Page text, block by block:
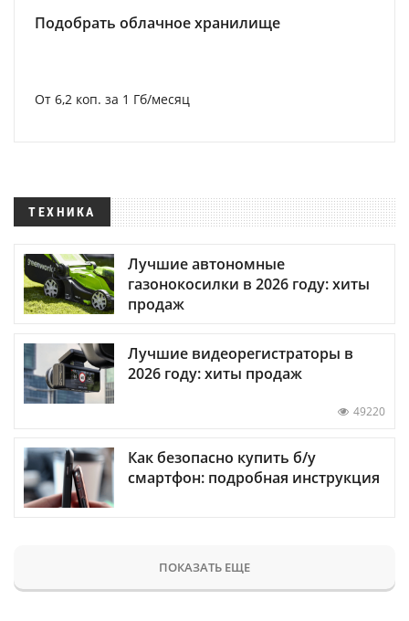
Подобрать облачное хранилище
От 6,2 коп. за 1 Гб/месяц
ТЕХНИКА
Лучшие автономные
газонокосилки в 2026 году: хиты
продаж
Лучшие видеорегистраторы в
2026 году: хиты продаж
49220
Как безопасно купить б/у
смартфон: подробная инструкция
ПОКАЗАТЬ ЕЩЕ